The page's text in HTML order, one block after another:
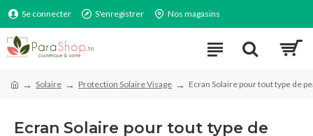
Se connecter S'enregistrer Nos magasins
Solaire Protection Solaire Visage Ecran Solaire pour tout type de
Ecran Solaire pour tout type de